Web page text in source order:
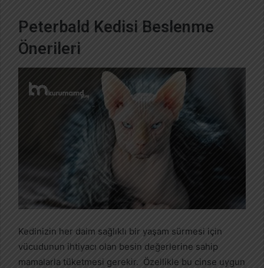
Peterbald Kedisi Beslenme
Önerileri
Kedinizin her daim sağlıklı bir yaşam sürmesi için
vücudunun ihtiyacı olan besin değerlerine sahip
mamalarla tüketmesi gerekir. Özellikle bu cinse uygun